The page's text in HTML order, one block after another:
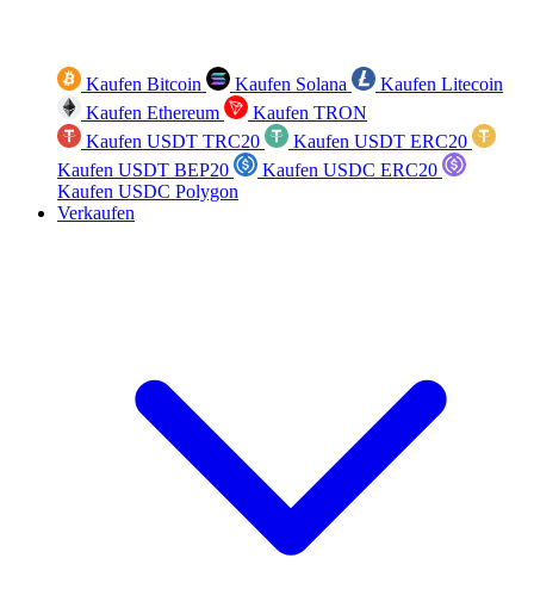
Kaufen Bitcoin Kaufen Solana
Kaufen Litecoin
Kaufen Ethereum
Kaufen TRON
Kaufen USDT TRC20
Kaufen USDT ERC20
Kaufen USDT BEP20
Kaufen USDC ERC20
Kaufen USDC Polygon
Verkaufen